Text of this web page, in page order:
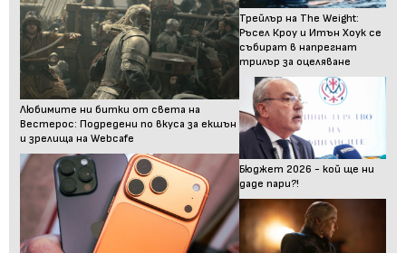
Любимите ни битки от света на
Вестерос: Подредени по вкуса за екшън
и зрелища на Webcafe
Трейлър на The Weight:
Ръсел Кроу и Итън Хоук се
събират в напрегнат
трилър за оцеляване
Бюджет 2026 - кой ще ни
даде пари?!